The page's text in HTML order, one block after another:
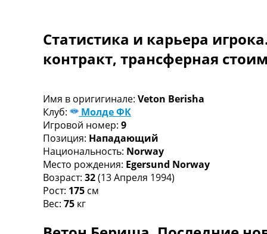
Англия. Премьер Лига
Испания. Ла Лига
Другие Турниры >>>
Таблицы групп Чемпионата Мира
Украина. Премьер-Лига
Украина. Первая Лига
Лига Чемпионов. Таблицы групп
Англия. Премьер-Лига
Испания. Ла Лига
Все таблицы >>>
Рейтинги
Рейтинг ФИФА
Статистика и карьера
контракт, трансферная
Имя в оригигинале: Veton Berisha
Клуб:
Молде ФК
Игровой номер: 9
Позиция: Нападающий
Национальность: Norway
Место рождения: Egersund Norway
Возраст: 32(13 Апреля 1994)
Рост: 175 см
Вес: 75 кг